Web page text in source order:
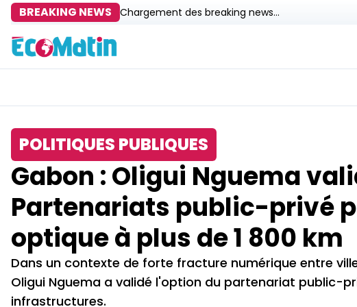
BREAKING NEWS Chargement des breaking news...
POLITIQUES PUBLIQUES
Gabon : Oligui Nguema
Partenariats public-privé
optique à plus de 1 800 km
Dans un contexte de forte fracture numérique entre
Oligui Nguema a validé l'option du partenariat public-
infrastructures.